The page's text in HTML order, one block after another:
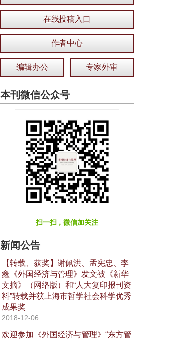
在线投稿入口
作者中心
编辑办公 专家外审
本刊微信公众号
扫一扫，微信加关注
新闻公告
【转载、获奖】谢佩洪、孟宪忠、李
鑫《外国经济与管理》发文被《新华
文摘》（网络版）和“人大复印报刊资
料”转载并获上海市哲学社会科学优秀
成果奖
2018-12-06
欢迎参加《外国经济与管理》“东方管